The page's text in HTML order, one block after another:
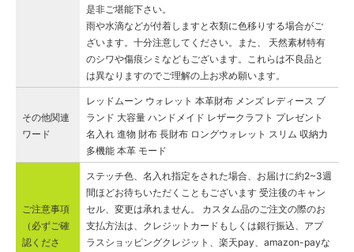
是非ご堪能下さい。
雨や水滴などが付着しますと衣類に色移りする場合がご
ざいます。十分注意してください。また、 天然素材特有
のシワや傷痕シミなどもございます。これらは不良品と
は異なりますのでご理解の上お求め願います。
その他関連
ワード
レッドムーン ウォレット 本革財布 メンズ レディース ブ
ランド 大容量 ハンドメイド レザークラフト プレゼント
名入れ 進物 財布 長財布 ロングウォレット スリム 収納力
多機能 本革 モード
ご注意事項
（必ずご確
認くださ
ステッチ色、名入れ指定をされた場合、お届けに約2~3週
間ほどお待ちいただくこともございます 受注後のキャン
セル、変更は承れません。 カスタム品のご注文の際のお
支払方法は、クレジットカードもしくは銀行振込、アプ
ラスショッピングクレジット、楽天pay、amazon-payな